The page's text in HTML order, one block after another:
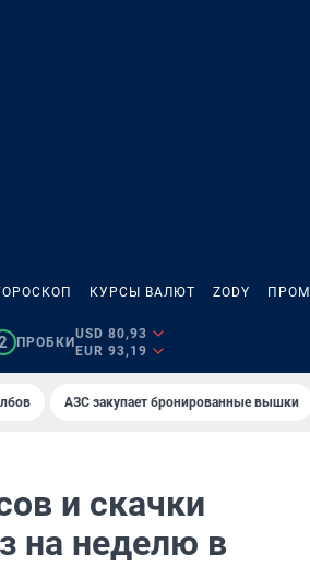
КУРСЫ ВАЛЮТ ZODY
ПРОБКИ
USD 80,93
EUR 93,19
AЗС закупает бронированные вышки
и скачки
на неделю в